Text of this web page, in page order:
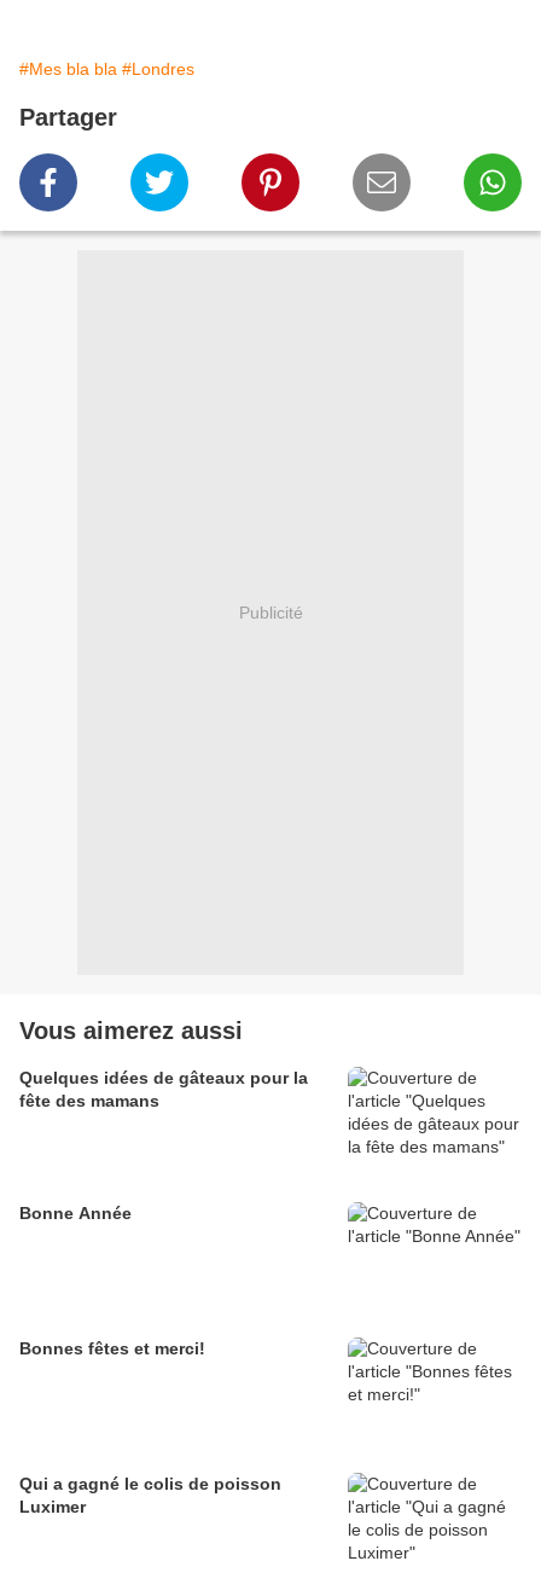
#Mes bla bla #Londres
Partager
Publicité
Vous aimerez aussi
Quelques idées de gâteaux pour la
fête des mamans
Bonne Année
Bonnes fêtes et merci!
Qui a gagné le colis de poisson
Luximer